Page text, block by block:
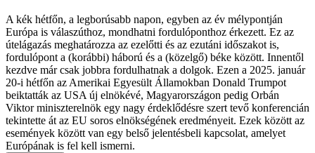
A kék hétfőn, a legborúsabb napon, egyben az év mélypontján
Európa is válaszúthoz, mondhatni fordulóponthoz érkezett. Ez az
útelágazás meghatározza az ezelőtti és az ezutáni időszakot is,
fordulópont a (korábbi) háború és a (közelgő) béke között. Innentől
kezdve már csak jobbra fordulhatnak a dolgok. Ezen a 2025. január
20-i hétfőn az Amerikai Egyesült Államokban Donald Trumpot
beiktatták az USA új elnökévé, Magyarországon pedig Orbán
Viktor miniszterelnök egy nagy érdeklődésre szert tevő konferencián
tekintette át az EU soros elnökségének eredményeit. Ezek között az
események között van egy belső jelentésbeli kapcsolat, amelyet
Európának is fel kell ismerni.